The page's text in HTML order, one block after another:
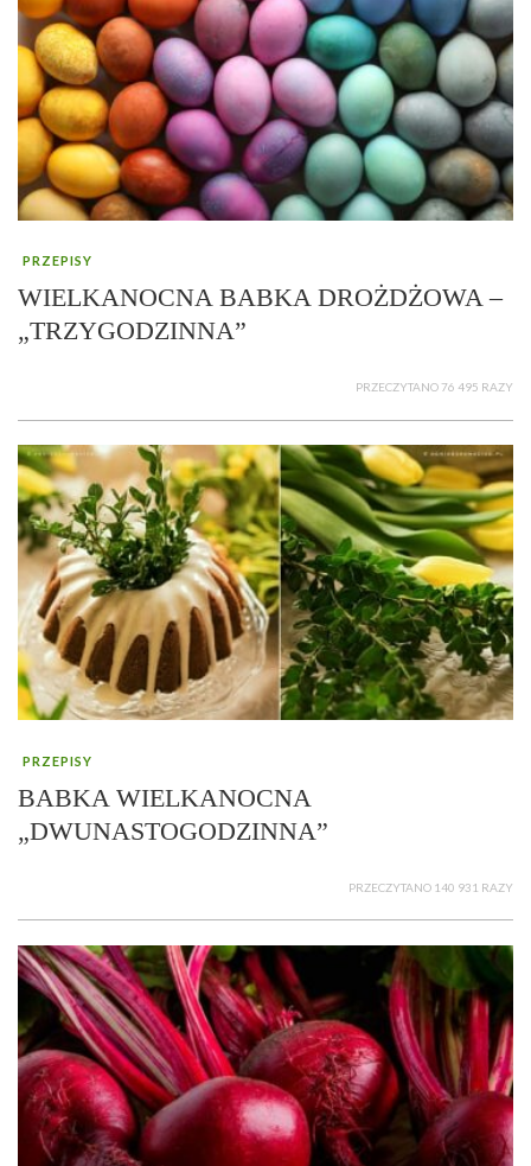
PRZEPISY
WIELKANOCNA BABKA DROŻDŻOWA –
„TRZYGODZINNA”
PRZECZYTANO 76 495 RAZY
PRZEPISY
BABKA WIELKANOCNA
„DWUNASTOGODZINNA”
PRZECZYTANO 140 931 RAZY